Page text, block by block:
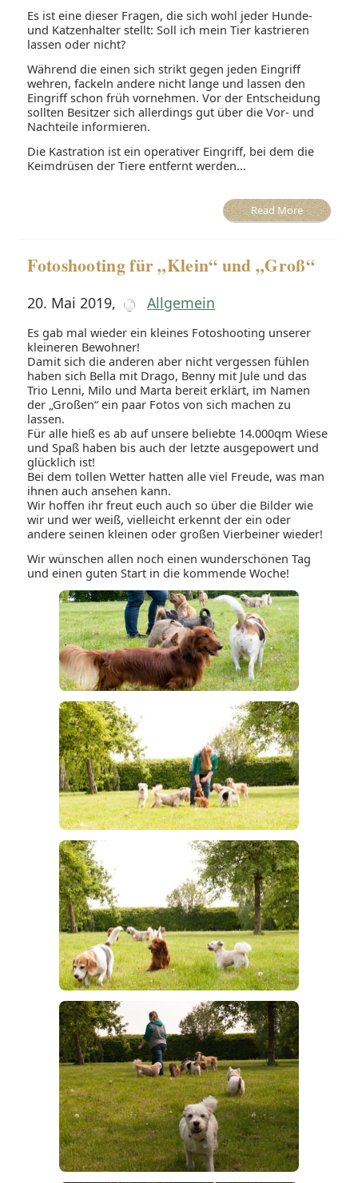
Es ist eine dieser Fragen, die sich wohl jeder Hunde-
und Katzenhalter stellt: Soll ich mein Tier kastrieren
lassen oder nicht?
Während die einen sich strikt gegen jeden Eingriff
wehren, fackeln andere nicht lange und lassen den
Eingriff schon früh vornehmen. Vor der Entscheidung
sollten Besitzer sich allerdings gut über die Vor- und
Nachteile informieren.
Die Kastration ist ein operativer Eingriff, bei dem die
Keimdrüsen der Tiere entfernt werden...
Read More
Fotoshooting für „Klein“ und „Groß“
20. Mai 2019, Allgemein
Es gab mal wieder ein kleines Fotoshooting unserer
kleineren Bewohner!
Damit sich die anderen aber nicht vergessen fühlen
haben sich Bella mit Drago, Benny mit Jule und das
Trio Lenni, Milo und Marta bereit erklärt, im Namen
der „Großen“ ein paar Fotos von sich machen zu
lassen.
Für alle hieß es ab auf unsere beliebte 14.000qm Wiese
und Spaß haben bis auch der letzte ausgepowert und
glücklich ist!
Bei dem tollen Wetter hatten alle viel Freude, was man
ihnen auch ansehen kann.
Wir hoffen ihr freut euch auch so über die Bilder wie
wir und wer weiß, vielleicht erkennt der ein oder
andere seinen kleinen oder großen Vierbeiner wieder!
Wir wünschen allen noch einen wunderschönen Tag
und einen guten Start in die kommende Woche!